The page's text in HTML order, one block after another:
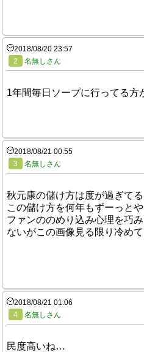
2018/08/20 23:57
2
名無しさん
1年間毎日ソープに行ってる方
2018/08/21 00:55
3
名無しさん
秋元康の儲け方は度が過ぎてる
この儲け方を何年もずーっと
ファンののめり込み心理を巧
ないがこの画像見る限り冷め
2018/08/21 01:06
4
名無しさん
民度高いね…